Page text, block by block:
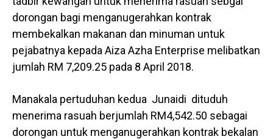
dorongan bagi menganugerahkan kontrak
membekalkan makanan dan minuman untuk
pejabatnya kepada Aiza Azha Enterprise melibatkan
jumlah RM 7,209.25 pada 8 April 2018.
Manakala pertuduhan kedua Junaidi dituduh
menerima rasuah berjumlah RM4,542.50 sebagai
dorongan untuk menganugerahkan kontrak bekalan